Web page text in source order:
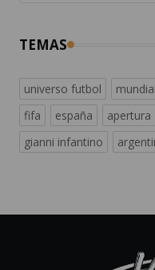
TEMAS
universo futbol
fifa
españa apertura
gianni infantino